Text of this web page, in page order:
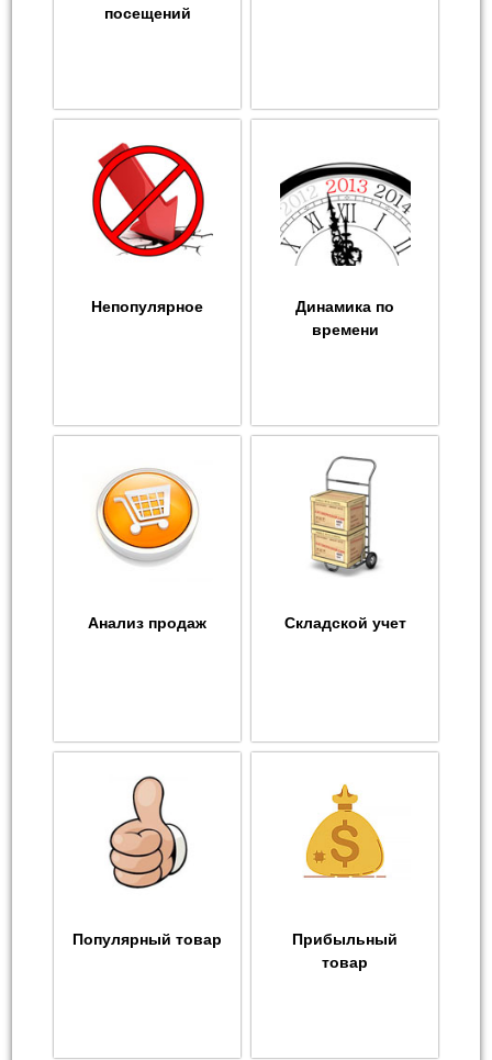
посещений
Непопулярное
Динамика по
времени
Анализ продаж Складской учет
Популярный товар
Прибыльный
товар